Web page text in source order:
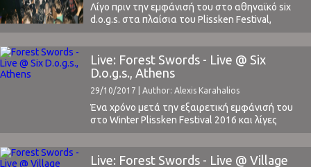
Λίγο πριν την εμφάνισή του στο αθηναϊκό six
d.o.g.s. στα πλαίσια του Plissken Festival,
συναντήσαμε τον Matthew Barnes, a.k.a. Forest
Swords, και συζητήσαμε για το "Compassion" -
την τελευταία του δουλειά - για τις ανθρώπινες
σχέσεις και τα εμπόδια που βάζουν ή που
υπερβαίνουν οι άνθρωποι όταν πρόκειται για
αυτές, ...
Live: Forest Swords - Live @ Six
D.o.g.s., Athens
29/10/2017 | Author: Alexis Karahalios
Ένα χρόνο μετά την εξαιρετική εμφάνισή του
στο Winter Plissken Festival 2016 και λίγες
μέρες μετά το live του στο Village Underground
του Λονδίνου, ο Forest Swords επέστρεψε στην
Αθήνα και στο six d.o.g.s. Είχαμε την τύχη και
Live: Forest Swords - Live @ Village